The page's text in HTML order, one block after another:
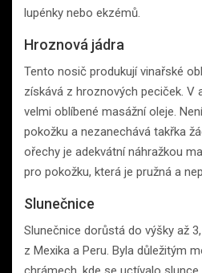
lupénky nebo ekzémů.
Hroznová jádra
Tento nosič produkují vinařské
získává z hroznových peciček. V
velmi oblíbené masážní oleje.
pokožku a nezanechává takřka
ořechy je adekvátní náhražkou
pro pokožku, která je pružná a
Slunečnice
Slunečnice dorůstá do výšky až
z Mexika a Peru. Byla důležitým